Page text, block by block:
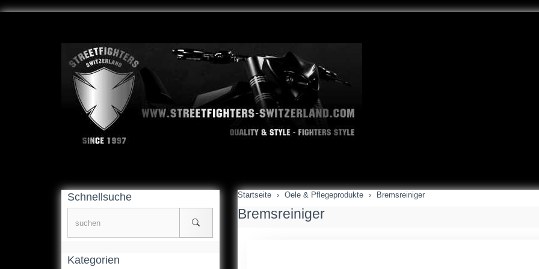
Startseite Oele & Pflegeprodukte Bremsreiniger
Bremsreiniger
Schnellsuche
Kategorien